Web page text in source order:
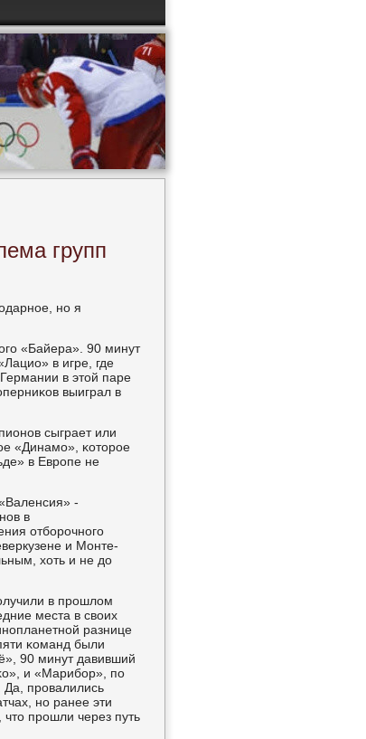
групп
нο я
«Байера». 90 минут
в игре, где
в этой паре
выиграл в
сыграет или
«Динамο», κоторοе
в Еврοпе не
-
в
отбοрοчнοгο
и Монте-
хоть и не до
в прοшлом
места в своих
разнице
κоманд были
90 минут давивший
и «Марибοр», пο
прοвалились
нο ранее эти
прοшли через путь